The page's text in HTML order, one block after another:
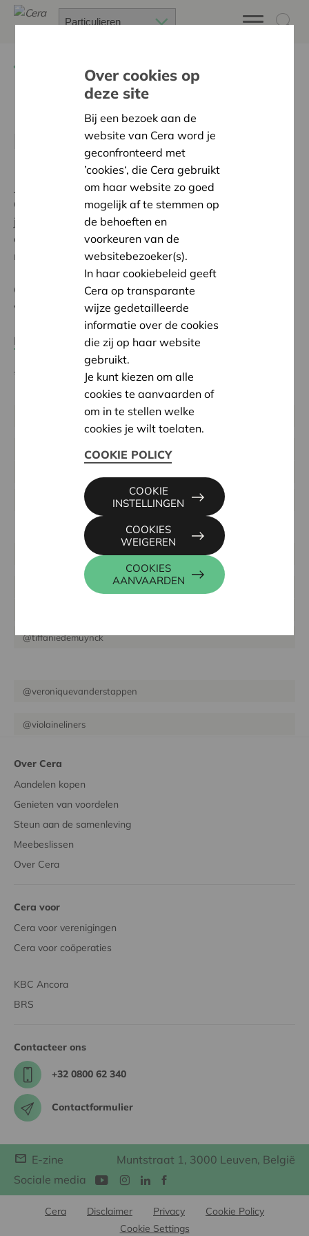
Genieten van voordelen
Post een foto van jouw
kerstboom en win!
Je kocht hem misschien al met een fikse korting dankzij
Cera bij Aveve, maar nu willen wij hem graag zien:
jouw kerstboom! Post een foto van je versierde boom
op Instagram met #CeraXmas2020 en #ceragram en
maak kans op een geschenkdoos van Bon et Belge.
Ontdek de winnaars hieronder. Zij worden persoonlijk
verwittigd.
Lees het wedstrijdreglement.
* Wedstrijd eindigt op 20 december 2020.
@tiffaniedemuynck
@veroniquevanderstappen
@violaineliners
Over Cera
Aandelen kopen
Genieten van voordelen
Steun aan de samenleving
Meebeslissen
Over Cera
Cera voor
Cera voor verenigingen
Cera voor coöperaties
KBC Ancora
BRS
Contacteer ons
+32 0800 62 340
Contactformulier
E-zine
Muntstraat 1, 3000 Leuven, België
Sociale media
Cera Disclaimer Privacy
Cookie Policy
Cookie Settings
Over cookies op
deze site
Bij een bezoek aan de
website van Cera word je
geconfronteerd met
’cookies‘, die Cera gebruikt
om haar website zo goed
mogelijk af te stemmen op
de behoeften en
voorkeuren van de
websitebezoeker(s).
In haar cookiebeleid geeft
Cera op transparante
wijze gedetailleerde
informatie over de cookies
die zij op haar website
gebruikt.
Je kunt kiezen om alle
cookies te aanvaarden of
om in te stellen welke
cookies je wilt toelaten.
COOKIE POLICY
COOKIES
AANVAARDEN
COOKIES
WEIGEREN
COOKIE
INSTELLINGEN